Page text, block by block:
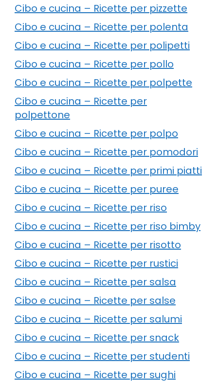
Cibo e cucina – Ricette per pizzette
Cibo e cucina – Ricette per polenta
Cibo e cucina – Ricette per polipetti
Cibo e cucina – Ricette per pollo
Cibo e cucina – Ricette per polpette
Cibo e cucina – Ricette per
polpettone
Cibo e cucina – Ricette per polpo
Cibo e cucina – Ricette per pomodori
Cibo e cucina – Ricette per primi piatti
Cibo e cucina – Ricette per puree
Cibo e cucina – Ricette per riso
Cibo e cucina – Ricette per riso bimby
Cibo e cucina – Ricette per risotto
Cibo e cucina – Ricette per rustici
Cibo e cucina – Ricette per salsa
Cibo e cucina – Ricette per salse
Cibo e cucina – Ricette per salumi
Cibo e cucina – Ricette per snack
Cibo e cucina – Ricette per studenti
Cibo e cucina – Ricette per sughi